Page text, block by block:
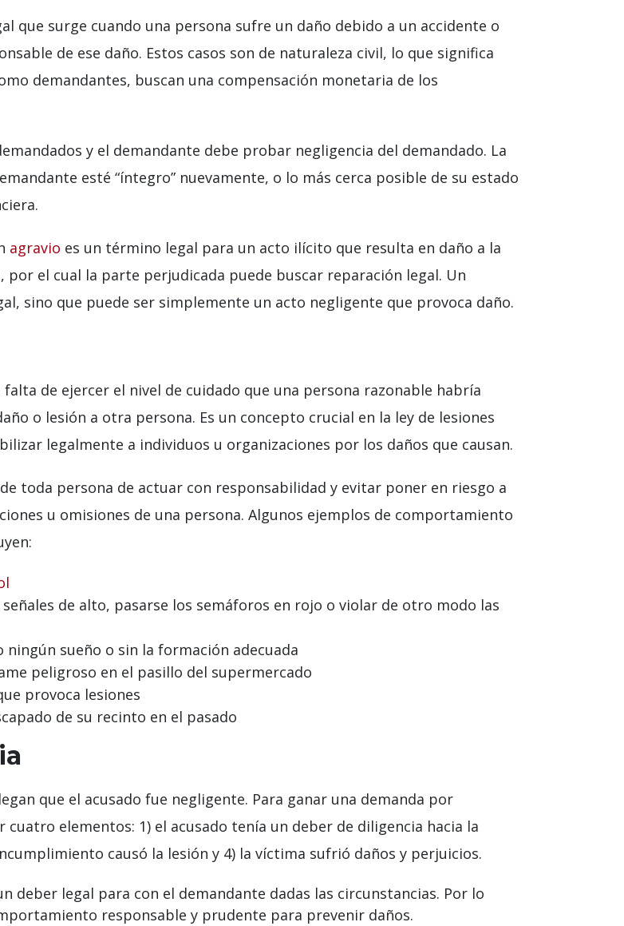
que surge cuando una persona sufre un daño debido a un accidente o
de ese daño. Estos casos son de naturaleza civil, lo que significa
demandantes, buscan una compensación monetaria de los
y el demandante debe probar negligencia del demandado. La
esté “íntegro” nuevamente, o lo más cerca posible de su estado
agravio es un término legal para un acto ilícito que resulta en daño a la
el cual la parte perjudicada puede buscar reparación legal. Un
sino que puede ser simplemente un acto negligente que provoca daño.
de ejercer el nivel de cuidado que una persona razonable habría
o lesión a otra persona. Es un concepto crucial en la ley de lesiones
legalmente a individuos u organizaciones por los daños que causan.
toda persona de actuar con responsabilidad y evitar poner en riesgo a
u omisiones de una persona. Algunos ejemplos de comportamiento
de alto, pasarse los semáforos en rojo o violar de otro modo las
sueño o sin la formación adecuada
peligroso en el pasillo del supermercado
provoca lesiones
de su recinto en el pasado
que el acusado fue negligente. Para ganar una demanda por
elementos: 1) el acusado tenía un deber de diligencia hacia la
causó la lesión y 4) la víctima sufrió daños y perjuicios.
deber legal para con el demandante dadas las circunstancias. Por lo
responsable y prudente para prevenir daños.